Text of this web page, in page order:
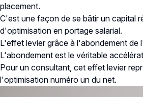
placement.
C'est une façon de se bâtir un capital
d'optimisation en portage salarial.
L'effet levier grâce à l'abondement de
L'abondement est le véritable
Pour un consultant, cet effet levier
l'optimisation numéro un du net.